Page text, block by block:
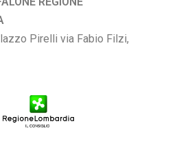
Pirelli via Fabio Filzi,